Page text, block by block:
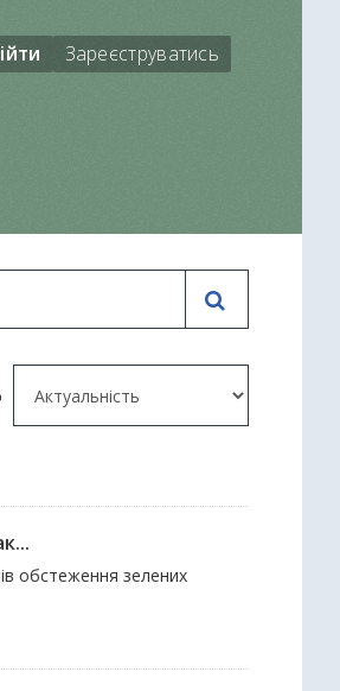
Зареєструватись
обстеження зелених